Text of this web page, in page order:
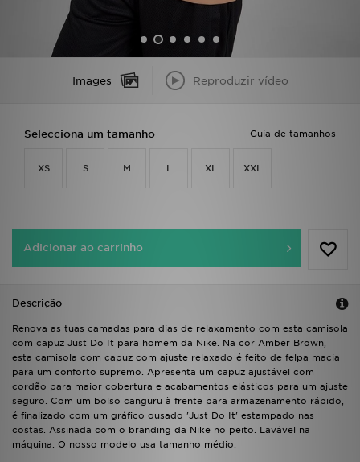
Images Reproduzir vídeo
Guia de tamanhos
Selecciona um tamanho
XS S M L XL XXL
Adicionar ao carrinho
Descrição
Renova as tuas camadas para dias de relaxamento com esta camisola
com capuz Just Do It para homem da Nike. Na cor Amber Brown,
esta camisola com capuz com ajuste relaxado é feito de felpa macia
para um conforto supremo. Apresenta um capuz ajustável com
cordão para maior cobertura e acabamentos elásticos para um ajuste
seguro. Com um bolso canguru à frente para armazenamento rápido,
é finalizado com um gráfico ousado 'Just Do It' estampado nas
costas. Assinada com o branding da Nike no peito. Lavável na
máquina. O nosso modelo usa tamanho médio.
ESTADO DO TEU PEDIDO